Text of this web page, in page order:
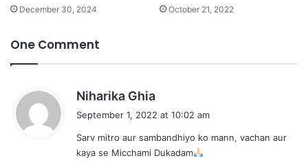
December 30, 2024 October 21, 2022
One Comment
Niharika Ghia
s
:
September 1, 2022 at 10:02 am
Sarv mitro aur sambandhiyo ko mann, vachan aur
kaya se Micchami Dukadam